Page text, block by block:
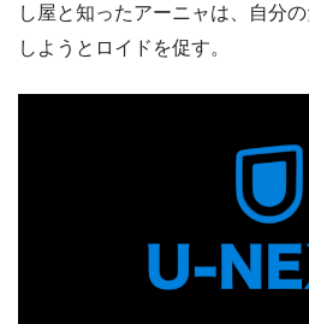
し屋と知ったアーニャは、自分
しようとロイドを促す。